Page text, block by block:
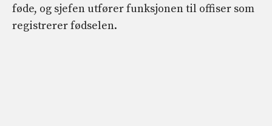
føde, og sjefen utfører funksjonen til offiser som
registrerer fødselen.